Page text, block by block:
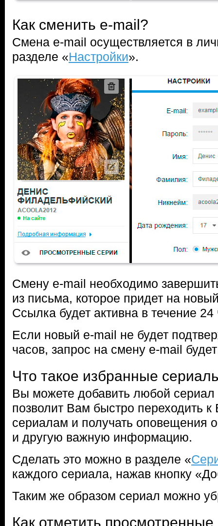
Как сменить e-mail?
Смена e-mail осуществляется в
разделе «Настройки».
Смену e-mail необходимо
из письма, которое придет на
Ссылка будет активна в течение 24
Если новый e-mail не будет
часов, запрос на смену e-mail
Что такое избранные
Вы можете добавить любой сериал
позволит Вам быстро переходить
сериалам и получать оповещения
и другую важную информацию.
Сделать это можно в разделе «
каждого сериала, нажав кнопку
Таким же образом сериал можно
Как отметить просмотренные